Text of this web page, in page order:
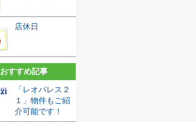
店休日
おすすめ記事
「レオパレス２
１」物件もご紹
介可能です！